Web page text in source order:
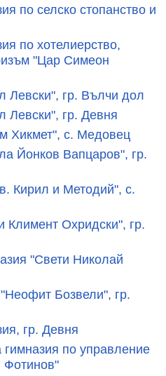
по селско стопанство и
по хотелиерство,
"Цар Симеон
Левски", гр. Вълчи дол
Левски", гр. Девня
Хикмет", с. Медовец
Йонков Вапцаров", гр.
Кирил и Методий", с.
Охридски", гр.
"Свети Николай
Бозвели", гр.
гр. Девня
по управление
Фотинов"